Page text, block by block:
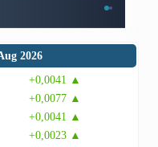
2026
+0,0041 ▲
+0,0077 ▲
+0,0041 ▲
+0,0023 ▲